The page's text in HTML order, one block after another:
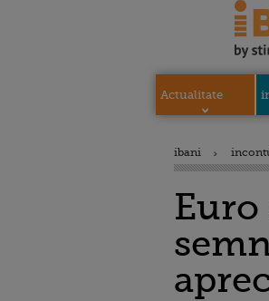
Actualitate
ibani
Euro